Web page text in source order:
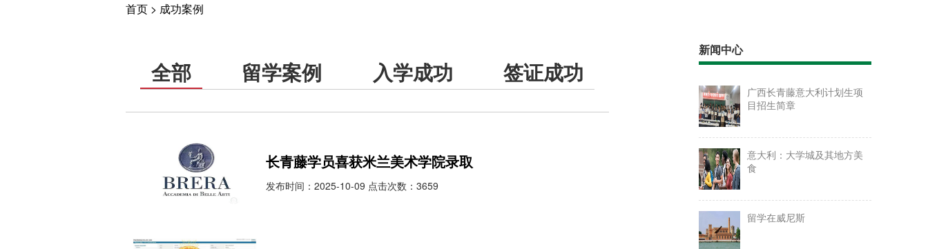
首页 > 成功案例
全部 留学案例 入学成功 签证成功
长青藤学员喜获米兰美术学院录取
发布时间：2025-10-09 点击次数：3659
新闻中心
广西长青藤意大利计划生项
目招生简章
意大利：大学城及其地方美
食
留学在威尼斯